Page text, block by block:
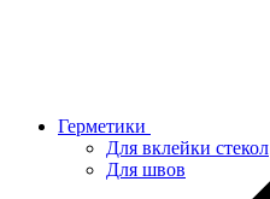
Герметики
Для вклейки стекол
Для швов